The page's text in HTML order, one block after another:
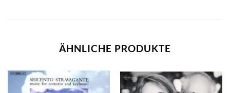
ÄHNLICHE PRODUKTE